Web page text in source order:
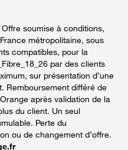
Offre soumise à conditions,
métropolitaine, sous
compatibles, pour la
par des clients
sur présentation d’une
Remboursement différé de
après validation de la
du client. Un seul
Perte du
ou de changement d’offre.